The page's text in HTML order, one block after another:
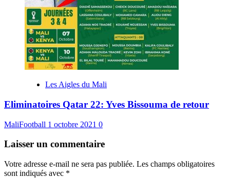
Les Aigles du Mali
Eliminatoires Qatar 22: Yves Bissouma de retour
MaliFootball 1 octobre 2021 0
Laisser un commentaire
Votre adresse e-mail ne sera pas publiée. Les champs obligatoires
sont indiqués avec *